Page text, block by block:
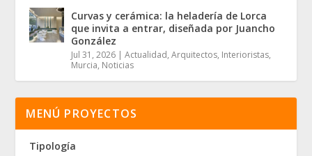
Curvas y cerámica: la heladería de Lorca
que invita a entrar, diseñada por Juancho
González
Jul 31, 2026 |Actualidad,Arquitectos, Interioristas,
Murcia, Noticias
MENÚ PROYECTOS
Tipología